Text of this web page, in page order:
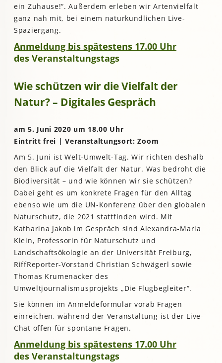
ein Zuhause!“. Außerdem erleben wir Artenvielfalt
ganz nah mit, bei einem naturkundlichen Live-
Spaziergang.
Anmeldung bis spätestens 17.00 Uhr
des Veranstaltungstags
Wie schützen wir die Vielfalt der
Natur? – Digitales Gespräch
am 5. Juni 2020 um 18.00 Uhr
Eintritt frei | Veranstaltungsort: Zoom
Am 5. Juni ist Welt-Umwelt-Tag. Wir richten deshalb
den Blick auf die Vielfalt der Natur. Was bedroht die
Biodiversität – und wie können wir sie schützen?
Dabei geht es um konkrete Fragen für den Alltag
ebenso wie um die UN-Konferenz über den globalen
Naturschutz, die 2021 stattfinden wird. Mit
Katharina Jakob im Gespräch sind Alexandra-Maria
Klein, Professorin für Naturschutz und
Landschaftsökologie an der Universität Freiburg,
RiffReporter-Vorstand Christian Schwägerl sowie
Thomas Krumenacker des
Umweltjournalismusprojekts „Die Flugbegleiter“.
Sie können im Anmeldeformular vorab Fragen
einreichen, während der Veranstaltung ist der Live-
Chat offen für spontane Fragen.
Anmeldung bis spätestens 17.00 Uhr
des Veranstaltungstags